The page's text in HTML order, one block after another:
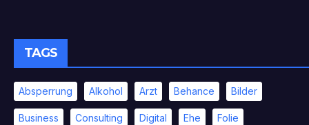
TAGS
Absperrung Alkohol Arzt Behance Bilder
Business Consulting Digital Ehe Folie